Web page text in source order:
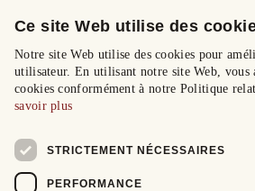
Ce site Web utilise des
Notre site Web utilise des cookies pour
utilisateur. En utilisant notre site Web, vous
cookies conformément à notre Politique
savoir plus
STRICTEMENT NÉCESSAIRES
PERFORMANCE